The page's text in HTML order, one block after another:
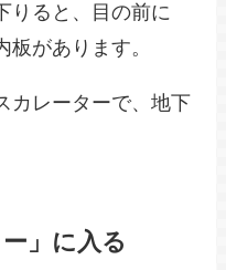
りると、目の前に
板があります。
カレーターで、地下
」に入る